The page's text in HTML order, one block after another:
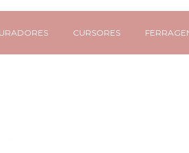
CURSORES